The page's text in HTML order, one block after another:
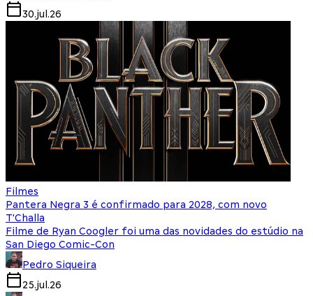
30.jul.26
Filmes
Pantera Negra 3 é confirmado para 2028, com novo
T'Challa
Filme de Ryan Coogler foi uma das novidades do estúdio na
San Diego Comic-Con
Pedro Siqueira
25.jul.26